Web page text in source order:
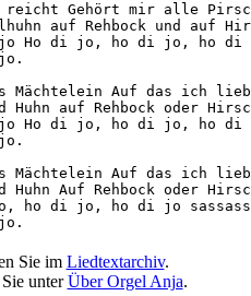
reicht Gehört mir alle
auf Rehbock und auf
Ho di jo, ho di jo, ho di
Mächtelein Auf das ich
auf Rehbock oder
Ho di jo, ho di jo, ho di
Mächtelein Auf das ich
Auf Rehbock oder
ho di jo, ho di jo
Sie im Liedtextarchiv.
unterÜber Orgel Anja.